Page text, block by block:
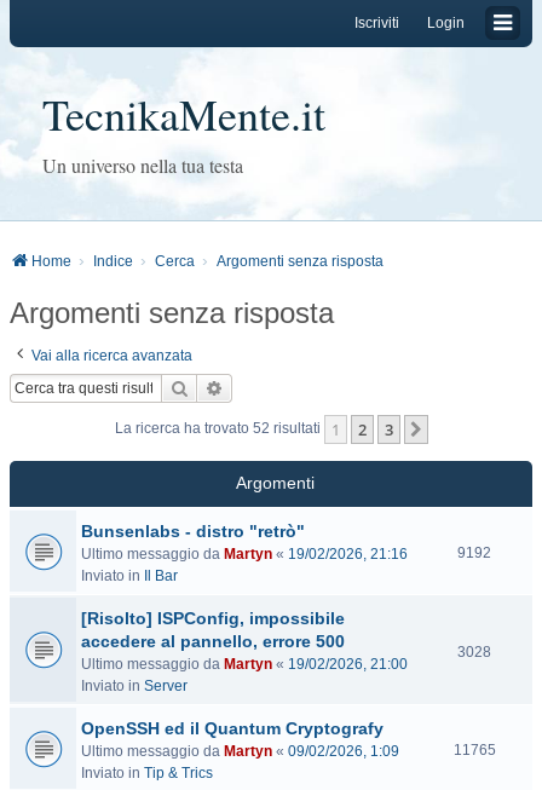
Login
Iscriviti
TecnikaMente.it
Un universo nella tua testa
Home Indice Cerca Argomenti senza risposta
Argomenti senza risposta
Vai alla ricerca avanzata
Cerca
La ricerca ha trovato 52 risultati 1 2 3
Argomenti
Bunsenlabs - distro "retrò"
Ultimo messaggio da Martyn « 19/02/2026, 21:16
Inviato in
Il Bar
9192
[Risolto] ISPConfig, impossibile
accedere al pannello, errore 500
Ultimo messaggio da Martyn « 19/02/2026, 21:00
Inviato in Server
3028
e
OpenSSH ed il Quantum Cryptografy
Ultimo messaggio da Martyn « 09/02/2026, 1:09
Inviato in Tip & Trics
11765V